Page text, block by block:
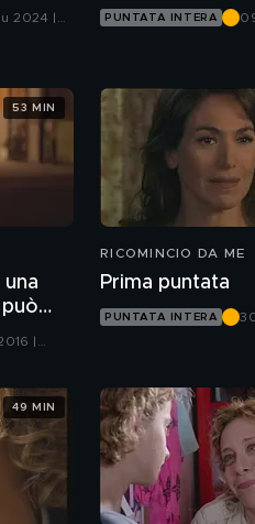
2024 |
PUNTATA INTERA
|
53 MIN
RICOMINCIO DA ME
Prima puntata
PUNTATA INTERA
49 MIN